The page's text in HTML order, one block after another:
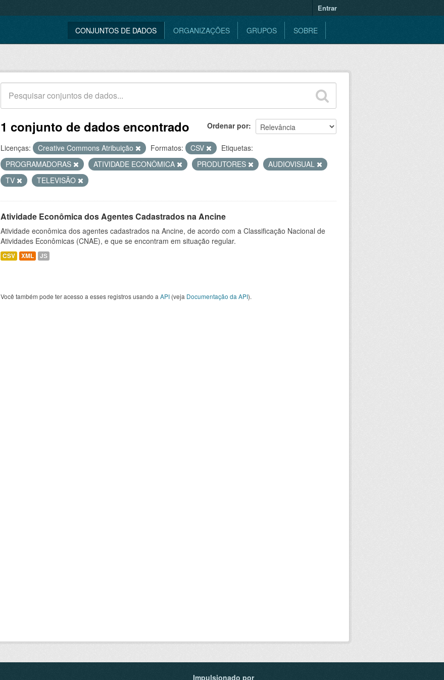
Entrar
CONJUNTOS DE DADOS ORGANIZAÇÕES GRUPOS SOBRE
Ordenar por
1 conjunto de dados encontrado
Licenças: Creative Commons Atribuição Formatos: CSV
Etiquetas:
PROGRAMADORAS
ATIVIDADE ECONÔMICA PRODUTORES
AUDIOVISUAL
TV
TELEVISÃO
Atividade Econômica dos Agentes Cadastrados na Ancine
Atividade econômica dos agentes cadastrados na Ancine, de acordo com a Classificação Nacional de
Atividades Econômicas (CNAE), e que se encontram em situação regular.
CSV XML JS
Você também pode ter acesso a esses registros usando a API (veja Documentação da API).
Impulsionado por